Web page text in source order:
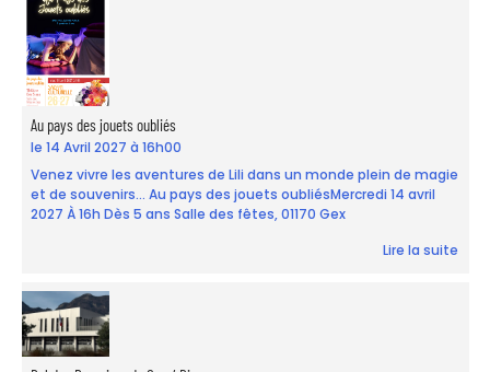
Au pays des jouets oubliés
le 14 Avril 2027 à 16h00
Venez vivre les aventures de Lili dans un monde plein de magie
et de souvenirs... Au pays des jouets oubliésMercredi 14 avril
2027 À 16h Dès 5 ans Salle des fêtes, 01170 Gex
Lire la suite